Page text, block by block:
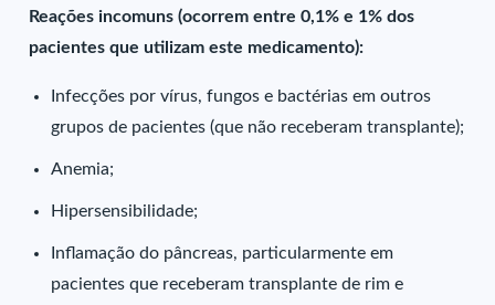
Reações incomuns (ocorrem entre 0,1% e 1% dos
pacientes que utilizam este medicamento):
Infecções por vírus, fungos e bactérias em outros
grupos de pacientes (que não receberam transplante);
Anemia;
Hipersensibilidade;
Inflamação do pâncreas, particularmente em
pacientes que receberam transplante de rim e